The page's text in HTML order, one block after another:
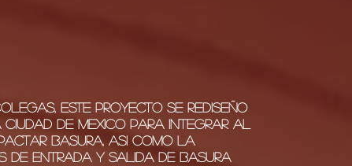
ESTE PROYECTO se rediseño
de mexico para integrar al
basura, asi como la
de entrada y salida de basura